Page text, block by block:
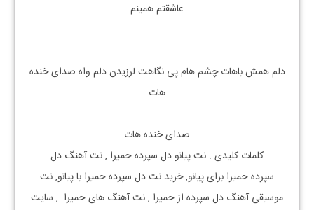
عاشقتم همینم
دلم همش باهات چشم هام پی نگاهت لرزیدن دلم واه صدای خنده
هات
صدای خنده هات
کلمات کلیدی : نتپیانودل سپردهحمیرا , نت آهنگ دل
سپردهحمیرا برایپیانو, خرید نتدل سپردهحمیرا باپیانو, نت
موسیقی آهنگ دل سپرده ازحمیرا , نت آهنگ هایحمیرا , سایت